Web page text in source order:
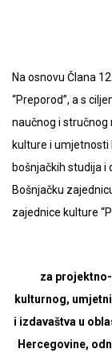
Na osnovu Člana
“Preporod”, a s
naučnog i stručnog
kulture i umjetnosti
bošnjačkih studija i
Bošnjačku
zajednice kulture
za
kulturnog,
i izdavaštva u
Hercegovine,